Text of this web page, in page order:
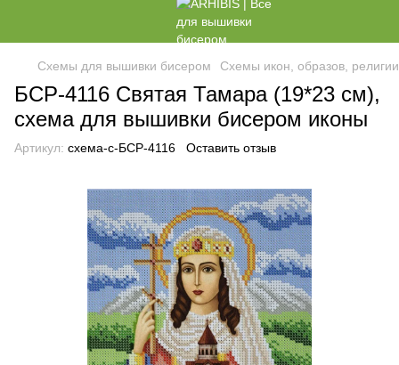
Схемы для вышивки бисером Схемы икон, образов,
БСР-4116 Святая Тамара (19*23 см),
схема для вышивки бисером иконы
Артикул: схема-с-БСР-4116 Оставить отзыв